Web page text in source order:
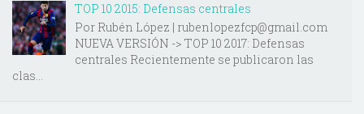
TOP 10 2015: Defensas centrales
Por Rubén López | rubenlopezfcp@gmail.com
NUEVA VERSIÓN -> TOP 10 2017: Defensas
centrales Recientemente se publicaron las
clas...